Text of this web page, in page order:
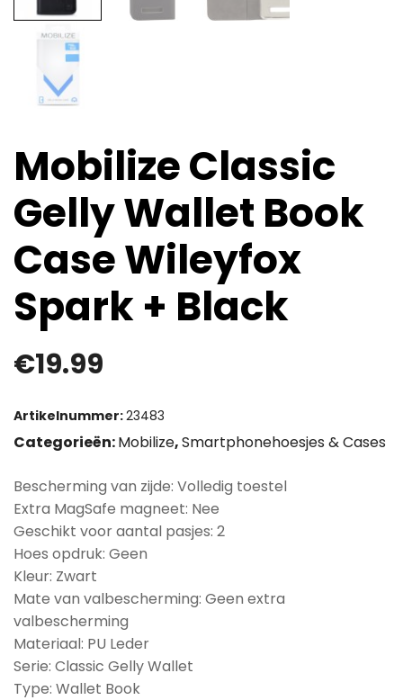
Mobilize Classic
Gelly Wallet Book
Case Wileyfox
Spark + Black
€19.99
Artikelnummer:23483
Categorieën:Mobilize,Smartphonehoesjes & Cases
Bescherming van zijde: Volledig toestel
Extra MagSafe magneet: Nee
Geschikt voor aantal pasjes: 2
Hoes opdruk: Geen
Kleur: Zwart
Mate van valbescherming: Geen extra
valbescherming
Materiaal: PU Leder
Serie: Classic Gelly Wallet
Type: Wallet Book